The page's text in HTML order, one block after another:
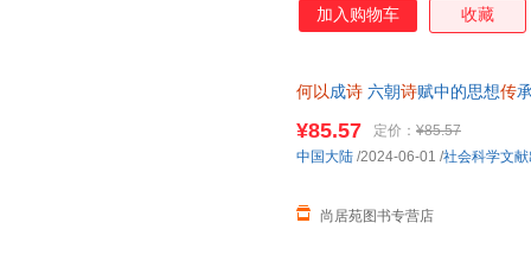
加入购物车 收藏
何以成诗 六朝诗赋中的思想传
书 请放心下单，本店所有商品
¥85.57 定价： ¥85.57
尚居苑图书专营店
中国大陆 /2024-06-01 /社会科学文